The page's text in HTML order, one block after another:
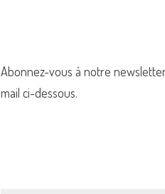
Abonnez-vous à notre
mail ci-dessous.